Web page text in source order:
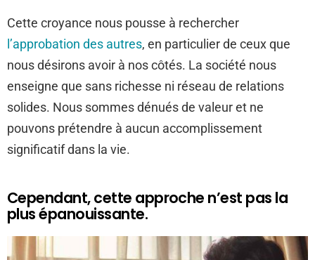
Cette croyance nous pousse à rechercher
l’approbation des autres, en particulier de ceux que
nous désirons avoir à nos côtés. La société nous
enseigne que sans richesse ni réseau de relations
solides. Nous sommes dénués de valeur et ne
pouvons prétendre à aucun accomplissement
significatif dans la vie.
Cependant, cette approche n’est pas la
plus épanouissante.